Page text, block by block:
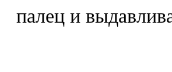
палец и